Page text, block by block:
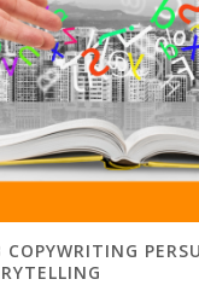
COPYWRITING